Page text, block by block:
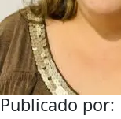
Publicado por: